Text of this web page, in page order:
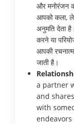
और मनोरंजन
आपको कला,
अनुमति देता
करने या
आपकी
जाती है।
a partner
and
with